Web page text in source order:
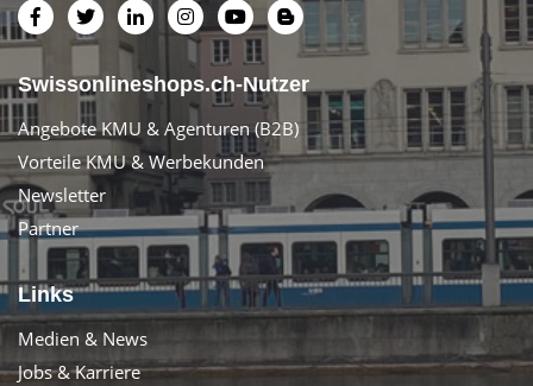
Swissonlineshops.ch-Nutzer
Angebote KMU & Agenturen (B2B)
Vorteile KMU & Werbekunden
Newsletter
Partner
Links
Medien & News
Jobs & Karriere